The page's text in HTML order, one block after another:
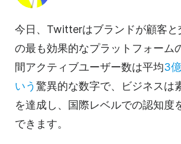
今日、Twitterはブランドが顧客と
の最も効果的なプラットフォーム
間アクティブユーザー数は平均3
いう驚異的な数字で、ビジネスは
を達成し、国際レベルでの認知度
できます。